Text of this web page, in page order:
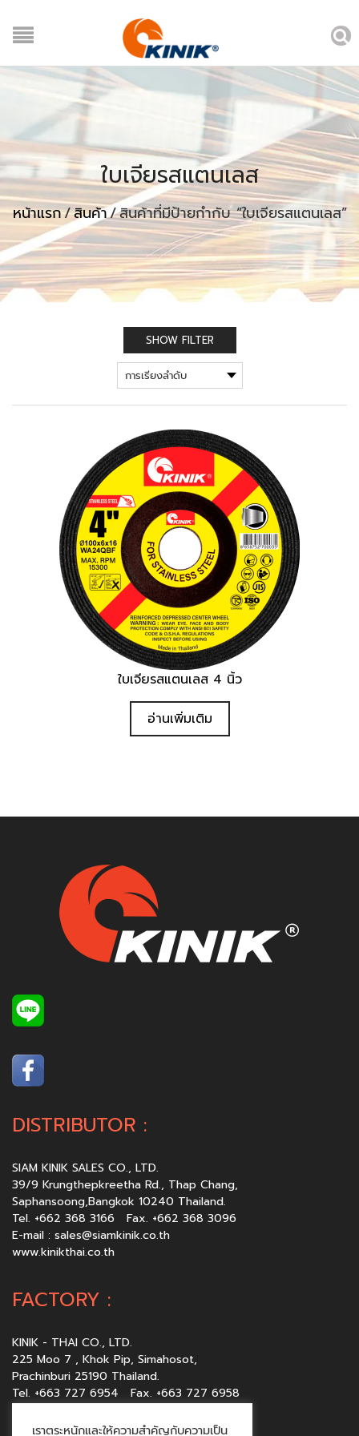
ใบเจียรสแตนเลส
หน้าแรก/สินค้า/สินค้าที่มีป้ายกำกับ “ใบเจียรสแตนเลส”
SHOW FILTER
ใบเจียรสแตนเลส 4 นิ้ว
อ่านเพิ่มเติม
DISTRIBUTOR :
SIAM KINIK SALES CO., LTD.
39/9 Krungthepkreetha Rd., Thap Chang,
Saphansoong,Bangkok 10240 Thailand.
Tel. +662 368 3166 Fax. +662 368 3096
E-mail : sales@siamkinik.co.th
www.kinikthai.co.th
FACTORY :
KINIK - THAI CO., LTD.
225 Moo 7 , Khok Pip, Simahosot,
Prachinburi 25190 Thailand.
Tel. +663 727 6954 Fax. +663 727 6958
www.kinikthai.co.th
เราตระหนักและให้ความสำคัญกับความเป็น